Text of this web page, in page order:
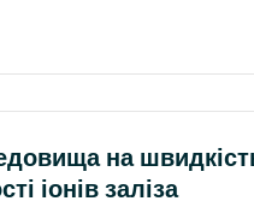
на
іонів заліза